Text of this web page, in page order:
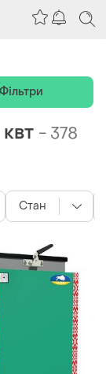
- 378
Стан
Фільтри